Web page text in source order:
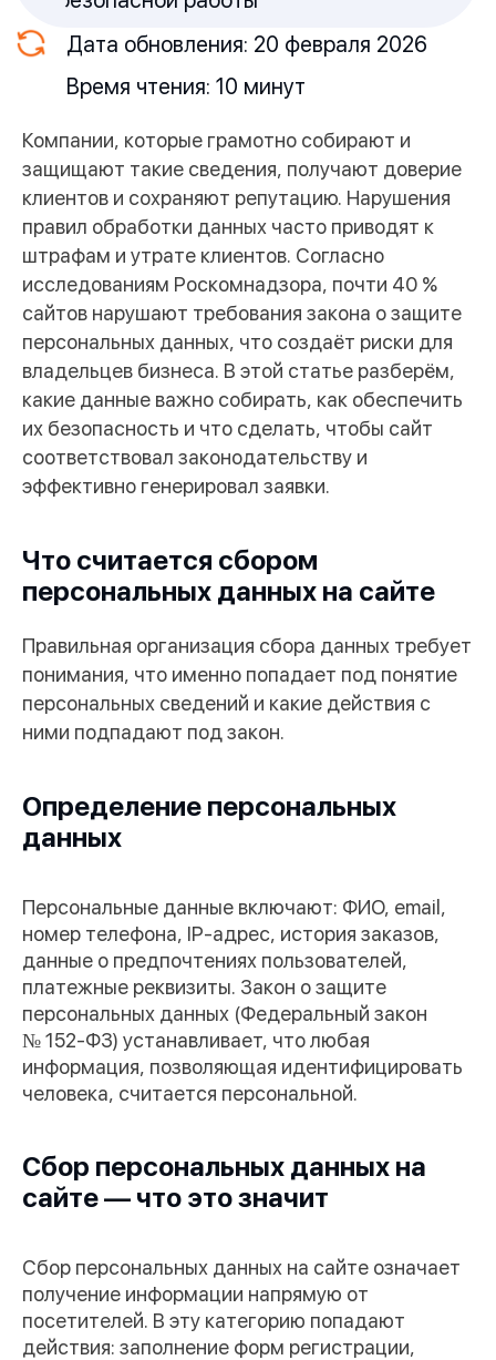
Компании, которые грамотно собирают и
защищают такие сведения, получают доверие
клиентов и сохраняют репутацию. Нарушения
правил обработки данных часто приводят к
штрафам и утрате клиентов. Согласно
исследованиям Роскомнадзора, почти 40 %
сайтов нарушают требования закона о защите
персональных данных, что создаёт риски для
владельцев бизнеса. В этой статье разберём,
какие данные важно собирать, как обеспечить
их безопасность и что сделать, чтобы сайт
соответствовал законодательству и
эффективно генерировал заявки.
Что считается сбором
персональных данных на сайте
Правильная организация сбора данных требует
понимания, что именно попадает под понятие
персональных сведений и какие действия с
ними подпадают под закон.
Определение персональных
данных
Персональные данные включают: ФИО, email,
номер телефона, IP-адрес, история заказов,
данные о предпочтениях пользователей,
платежные реквизиты. Закон о защите
персональных данных (Федеральный закон
№ 152-ФЗ) устанавливает, что любая
информация, позволяющая идентифицировать
человека, считается персональной.
Сбор персональных данных на
сайте — что это значит
Сбор персональных данных на сайте означает
получение информации напрямую от
посетителей. В эту категорию попадают
действия: заполнение форм регистрации,